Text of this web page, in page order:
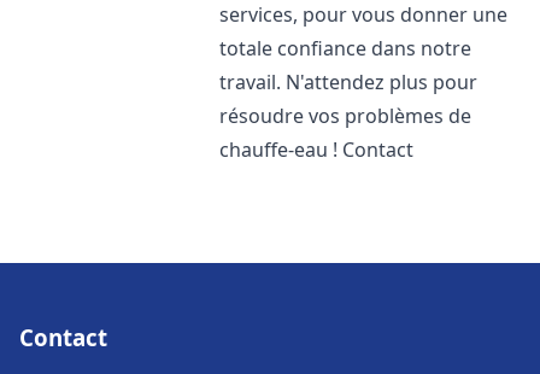
services, pour vous donner une
totale confiance dans notre
travail. N'attendez plus pour
résoudre vos problèmes de
chauffe-eau ! Contact
Contact